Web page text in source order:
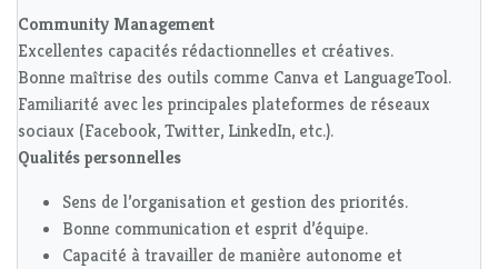
Community Management
Excellentes capacités rédactionnelles et créatives.
Bonne maîtrise des outils comme Canva et LanguageTool.
Familiarité avec les principales plateformes de réseaux
sociaux (Facebook, Twitter, LinkedIn, etc.).
Qualités personnelles
Sens de l’organisation et gestion des priorités.
Bonne communication et esprit d’équipe.
Capacité à travailler de manière autonome et